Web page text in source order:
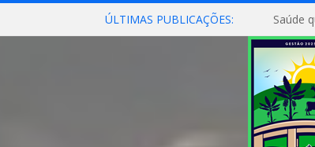
ÚLTIMAS PUBLICAÇÕES: Saúde